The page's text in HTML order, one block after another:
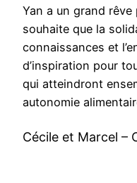
Yan a un grand
souhaite que la
connaissances et
d’inspiration pour
qui atteindront
autonomie
Cécile et Marcel –